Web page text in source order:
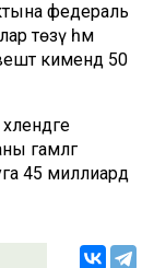
федераль
төзү һәм
кимендә 50
гамәлгә
45 миллиард